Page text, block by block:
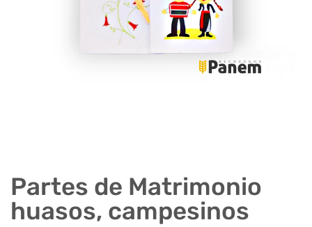
Partes de Matrimonio
huasos, campesinos